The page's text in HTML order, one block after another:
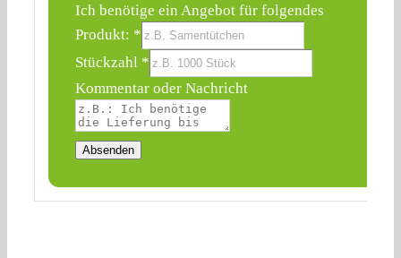
Ich benötige ein Angebot für folgendes
Produkt: *
Ich
Firma
Adresse
Stückzahl *
Kommentar oder Nachricht
Absenden